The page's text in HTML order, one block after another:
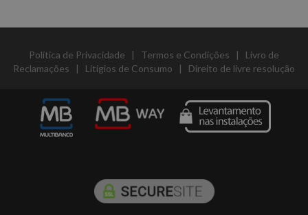
Política de Privacidade | Termos e Condições | Livro de
Reclamações | Litígios de Consumo | Direito de livre resolução